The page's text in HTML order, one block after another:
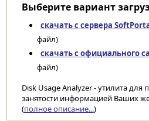
Выберите вариант
скачать с сервера
файл)
скачать с официального
файл)
Disk Usage Analyzer - утилита для
занятости информацией Ваших
(полное описание...)